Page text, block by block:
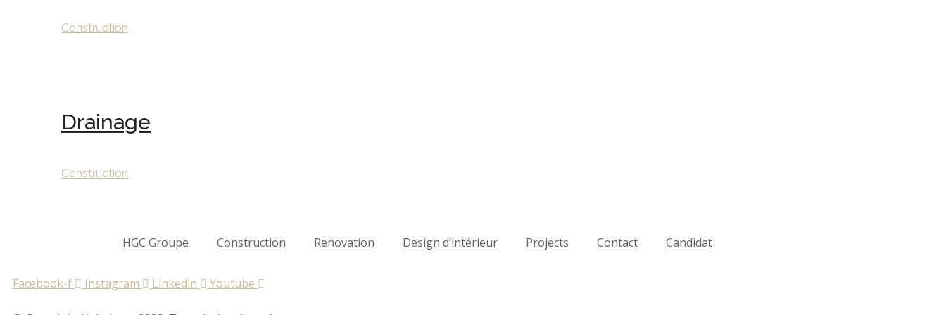
Construction
Drainage
Construction
HGC Groupe Construction Renovation Design d’intérieur Projects Contact Candidat
Facebook-f Instagram Linkedin Youtube